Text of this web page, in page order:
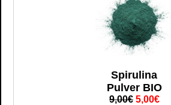
Spirulina
Pulver BIO
9,00€ 5,00€